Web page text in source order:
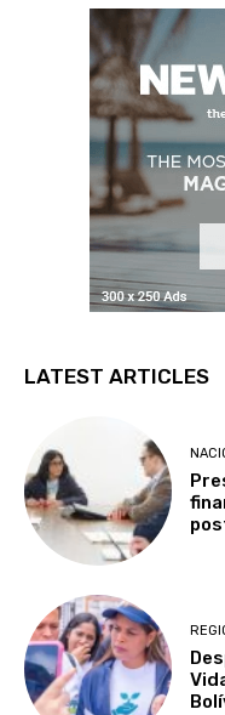
LATEST ARTICLES